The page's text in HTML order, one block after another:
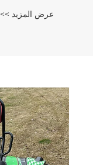
عرض المزيد >>